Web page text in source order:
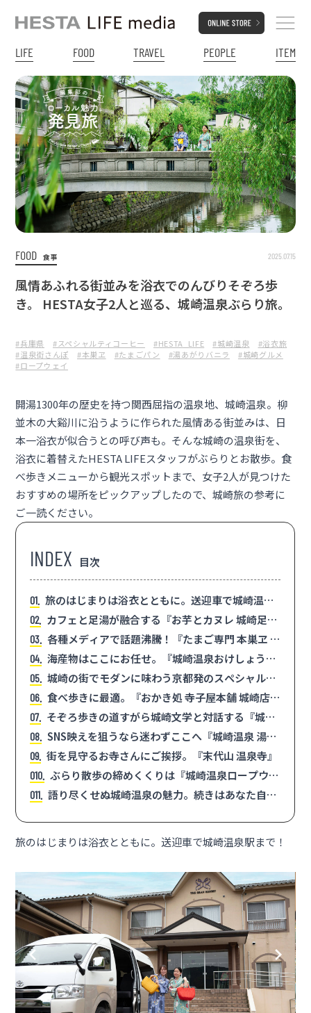
LIFE FOOD TRAVEL PEOPLE ITEM
FOOD 食事 2025.07.15
風情あふれる街並みを浴衣でのんびりそぞろ歩
き。 HESTA女子2人と巡る、城崎温泉ぶらり旅。
#兵庫県 #スペシャルティコーヒー #HESTA_LIFE #城崎温泉
#浴衣旅
#温泉街さんぽ
#本巣ヱ #たまごパン #湯あがりバニラ
#城崎グルメ
#ロープウェイ
開湯1300年の歴史を持つ関西屈指の温泉地、城崎温泉。柳
並木の大谿川に沿うように作られた風情ある街並みは、日
本一浴衣が似合うとの呼び声も。そんな城崎の温泉街を、
浴衣に着替えたHESTA LIFEスタッフがぶらりとお散歩。食
べ歩きメニューから観光スポットまで、女子2人が見つけた
おすすめの場所をピックアップしたので、城崎旅の参考に
ご一読ください。
目次
1 旅のはじまりは浴衣とともに。送迎車で城崎温泉
駅まで！
2
カフェと足湯が融合する『お芋とカヌレ 城崎足湯
カフェ』
3
各種メディアで話題沸騰！『たまご専門 本巣ヱ 城
崎温泉店』のたまごパン
4 海産物はここにお任せ。『城崎温泉おけしょう鮮
魚 本店』
5 城崎の街でモダンに味わう京都発のスペシャルテ
ィコーヒー
6 食べ歩きに最適。『おかき処 寺子屋本舗 城崎店』
のしっとり串おかき
7
そぞろ歩きの道すがら城崎文学と対話する『城崎
文芸館』
8 SNS映えを狙うなら迷わずここへ『城崎温泉 湯上
がりバニラ』
9 街を見守るお寺さんにご挨拶。『末代山 温泉寺』
10 ぶらり散歩の締めくくりは『城崎温泉ロープウェ
イ』で空中から
11 語り尽くせぬ城崎温泉の魅力。続きはあなた自身
旅のはじまりは浴衣とともに。送迎車で城崎温泉駅まで！